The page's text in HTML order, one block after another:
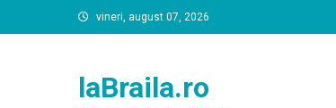
to
vineri, august 07, 2026
laBraila.ro